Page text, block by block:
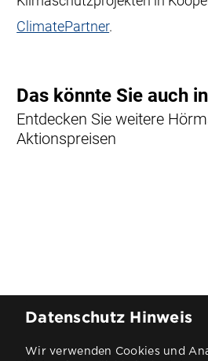
Datenschutz Hinweis
Wir verwenden Cookies und